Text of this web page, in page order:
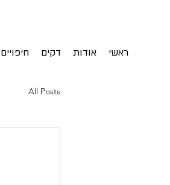
ראשי אודות דקים חיפויים
All Posts